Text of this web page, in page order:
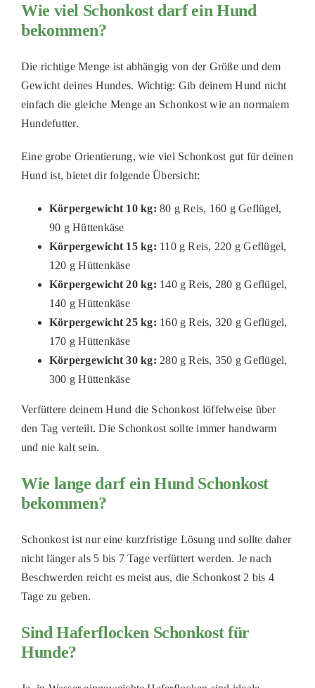
Wie viel Schonkost darf ein Hund
bekommen?
Die richtige Menge ist abhängig von der Größe und dem
Gewicht deines Hundes. Wichtig: Gib deinem Hund nicht
einfach die gleiche Menge an Schonkost wie an normalem
Hundefutter.
Eine grobe Orientierung, wie viel Schonkost gut für deinen
Hund ist, bietet dir folgende Übersicht:
Körpergewicht 10 kg:80 g Reis, 160 g Geflügel,
90 g Hüttenkäse
Körpergewicht 15 kg: 110 g Reis, 220 g Geflügel,
120 g Hüttenkäse
Körpergewicht 20 kg: 140 g Reis, 280 g Geflügel,
140 g Hüttenkäse
Körpergewicht 25 kg: 160 g Reis, 320 g Geflügel,
170 g Hüttenkäse
Körpergewicht 30 kg: 280 g Reis, 350 g Geflügel,
300 g Hüttenkäse
Verfüttere deinem Hund die Schonkost löffelweise über
den Tag verteilt. Die Schonkost sollte immer handwarm
und nie kalt sein.
Wie lange darf ein Hund Schonkost
bekommen?
Schonkost ist nur eine kurzfristige Lösung und sollte daher
nicht länger als 5 bis 7 Tage verfüttert werden. Je nach
Beschwerden reicht es meist aus, die Schonkost 2 bis 4
Tage zu geben.
Sind Haferflocken Schonkost für
Hunde?